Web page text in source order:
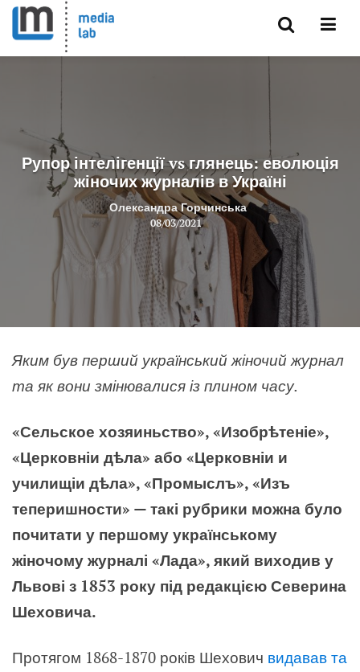
Рупор інтелігенції vs глянець: еволюція
жіночих журналів в Україні
Олександра Горчинська
08/03/2021
Яким був перший український жіночий журнал
та як вони змінювалися із плином часу.
«Сельское хозяиньство», «Изобрѣтеніе»,
«Церковніи дѣла» або «Церковніи и
училищіи дѣла», «Промыслъ», «Изъ
теперишности» — такі рубрики можна було
почитати у першому українському
жіночому журналі «Лада», який виходив у
Львові з 1853 року під редакцією Северина
Шеховича.
Протягом 1868-1870 років Шехович видавав та